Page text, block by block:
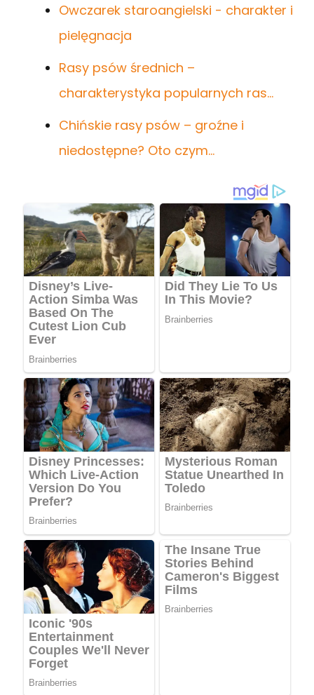
Owczarek staroangielski - charakter i
pielęgnacja
Rasy psów średnich –
charakterystyka popularnych ras…
Chińskie rasy psów – groźne i
niedostępne? Oto czym…